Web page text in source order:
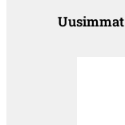
Uusimmat